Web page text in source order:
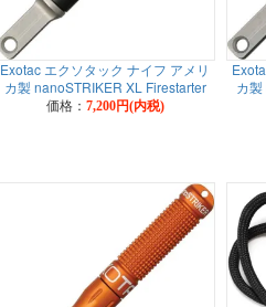
Exotac エクソタック ナイフ アメリ
カ製 nanoSTRIKER XL Firestarter
価格： 7,200円(内税)
カ